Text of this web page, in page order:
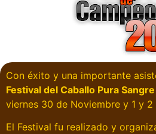
Con éxito y una importante
Festival del Caballo Pura
viernes 30 de Noviembre y 1 y 2
El Festival fu realizado y